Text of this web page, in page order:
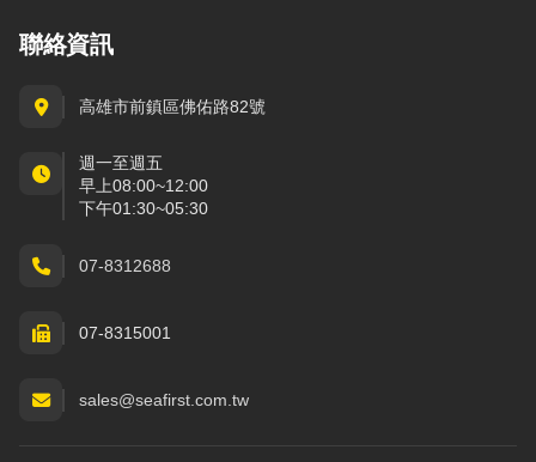
聯絡資訊
高雄市前鎮區佛佑路82號
週一至週五
早上08:00~12:00
下午01:30~05:30
07-8312688
07-8315001
sales@seafirst.com.tw